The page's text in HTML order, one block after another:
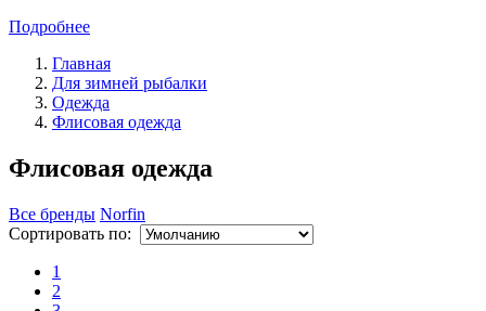
Подробнее
Главная
Для зимней рыбалки
Одежда
Флисовая одежда
Флисовая одежда
Все бренды Norfin
Сортировать по:
1
2